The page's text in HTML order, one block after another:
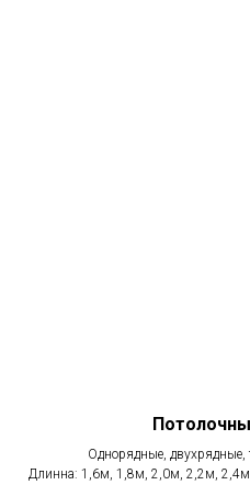
Однорядные, двухрядные,
Длинна: 1,6м, 1,8м, 2,0м, 2,2м,